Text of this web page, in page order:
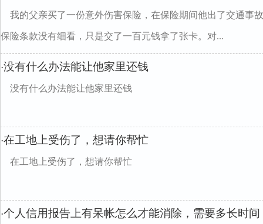
我的父亲买了一份意外伤害保险，在保险期间他出了交通事
保险条款没有细看，只是交了一百元钱拿了张卡。对...
·没有什么办法能让他家里还钱
没有什么办法能让他家里还钱
·在工地上受伤了，想请你帮忙
在工地上受伤了，想请你帮忙
·个人信用报告上有呆帐怎么才能消除，需要多长时间